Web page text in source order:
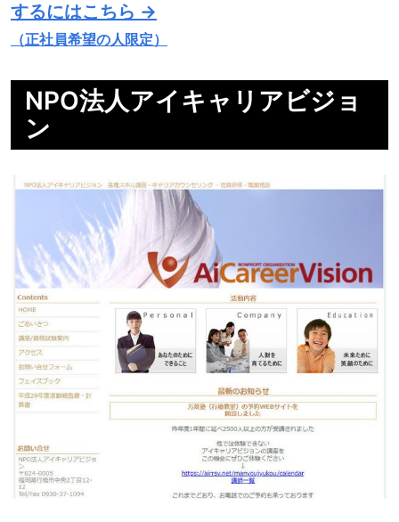
するにはこちら →
（正社員希望の人限定）
NPO法人アイキャリアビジョ
ン